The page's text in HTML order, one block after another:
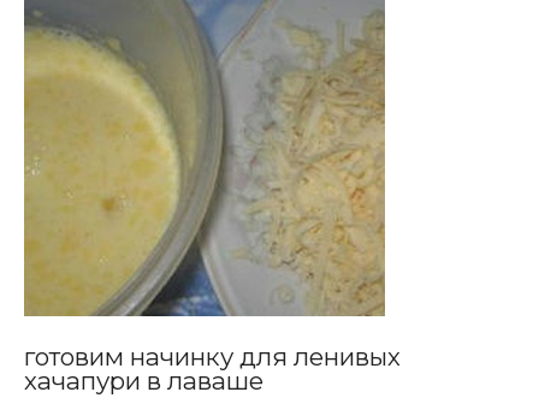
готовим начинку для ленивых
хачапури в лаваше